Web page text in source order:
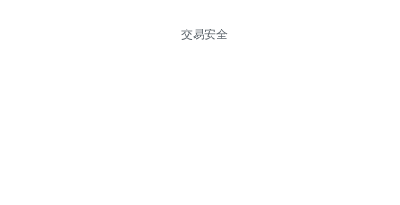
交易安全